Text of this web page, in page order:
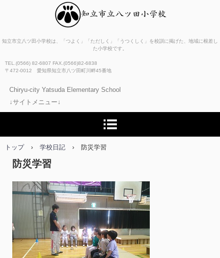
知立市立八ツ田小学校
知立市立八ツ田小学校は、「つよく」「ただしく」「うつくしく」を校訓に掲げた、地域に根差し
た小学校です。
TEL.(0566) 82-6807 FAX.(0566)82-6838
〒472-0012 愛知県知立市八ツ田町川畔45番地
Chiryu-city Yatsuda Elementary School
↓サイトメニュー↓
トップ › 学校日記 › 防災学習
防災学習